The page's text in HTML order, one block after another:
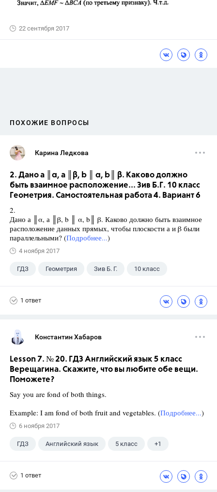
22 сентября 2017
ПОХОЖИЕ ВОПРОСЫ
Карина Ледкова
2. Дано а ║α, а ║β, b ║ α, b║ β. Каково должно
быть взаимное расположение... Зив Б.Г. 10 класс
Геометрия. Самостоятельная работа 4. Вариант 6
2.
Дано а ║α, а ║β, b ║ α, b║ β. Каково должно быть взаимное
расположение данных прямых, чтобы плоскости а и β были
параллельными? (Подробнее...)
4 ноября 2017
ГДЗ Геометрия Зив Б. Г. 10 класс
1 ответ
Константин Хабаров
Lesson 7. № 20. ГДЗ Английский язык 5 класс
Верещагина. Скажите, что вы любите обе вещи.
Поможете?
Say you are fond of both things.
Example: I am fond of both fruit and vegetables. (Подробнее...)
6 ноября 2017
ГДЗ Английский язык 5 класс +1
1 ответ